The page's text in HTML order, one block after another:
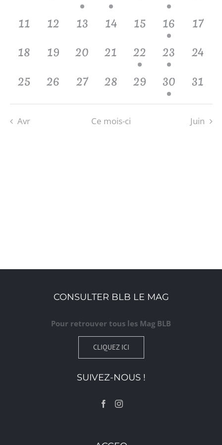
évènement,évènements,
0
11
0
12
0
13
0
14
0
15
1
évènement,
16
0
17
0
18
0
évènement,
19
0
évènement,
20
0
21
1
22
1
23
0
24
0
évènement,
25
0
évènement,
26
0
évènement,
27
0
évènement,
28
0
évènement,
29
1
évènement,
30
0
31
Avr Ce mois-ci Juin
CONSULTER BLB LE MAG
Pour retrouver tous les Mag BLB
CLIQUEZ ICI
SUIVEZ-NOUS !